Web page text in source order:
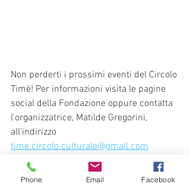
Non perderti i prossimi eventi del Circolo
Timè! Per informazioni visita le pagine
social della Fondazione oppure contatta
l'organizzatrice, Matilde Gregorini,
all'indirizzo
time.circolo.culturale@gmail.com
Phone Email Facebook